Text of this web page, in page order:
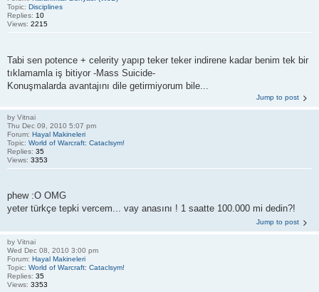
Topic: Disciplines
Replies: 10
Views: 2215
Tabi sen potence + celerity yapıp teker teker indirene kadar benim tek bir
tıklamamla iş bitiyor -Mass Suicide-
Konuşmalarda avantajını dile getirmiyorum bile...
Jump to post
by Vitnai
Thu Dec 09, 2010 5:07 pm
Forum: Hayal Makineleri
Topic: World of Warcraft: Cataclsym!
Replies: 35
Views: 3353
phew :O OMG
yeter türkçe tepki vercem... vay anasını ! 1 saatte 100.000 mi dedin?!
Jump to post
by Vitnai
Wed Dec 08, 2010 3:00 pm
Forum: Hayal Makineleri
Topic: World of Warcraft: Cataclsym!
Replies: 35
Views: 3353